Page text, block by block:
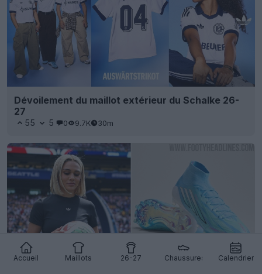
Accueil Maillots 26-27 Chaussures Calendrier
Dévoilement du maillot extérieur du Schalke 26-
27
55 5 0 9.7K 30m